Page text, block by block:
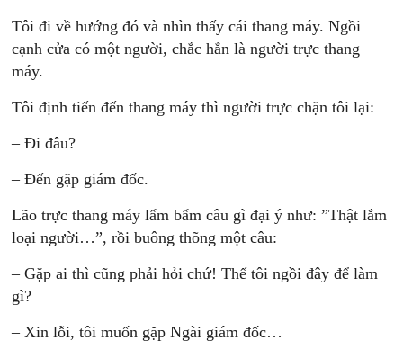
Tôi đi về hướng đó và nhìn thấy cái thang máy. Ngồi
cạnh cửa có một người, chắc hẳn là người trực thang
máy.
Tôi định tiến đến thang máy thì người trực chặn tôi lại:
– Đi đâu?
– Đến gặp giám đốc.
Lão trực thang máy lẩm bẩm câu gì đại ý như: ”Thật lắm
loại người…”, rồi buông thõng một câu:
– Gặp ai thì cũng phải hỏi chứ! Thế tôi ngồi đây để làm
gì?
– Xin lỗi, tôi muốn gặp Ngài giám đốc…